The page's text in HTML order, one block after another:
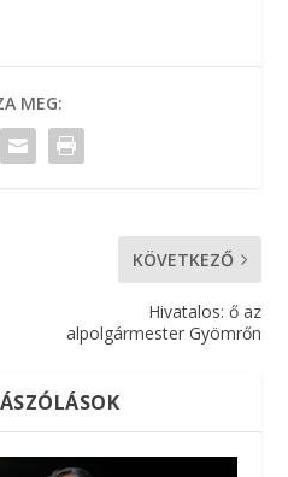
MEG:
KÖVETKEZŐ
Hivatalos: ő az
alpolgármester Gyömrőn